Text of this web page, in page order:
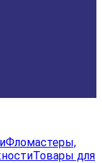
Фломастеры,
Товары для